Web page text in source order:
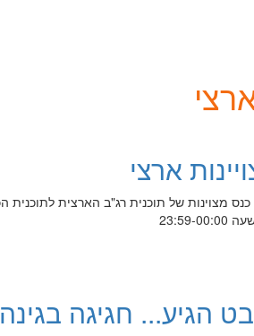
ארצי
הגיע... חגיגה בגינה